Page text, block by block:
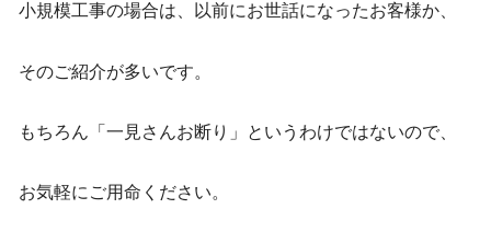
小規模工事の場合は、以前にお世話になったお客様か、
そのご紹介が多いです。
もちろん「一見さんお断り」というわけではないので、
お気軽にご用命ください。